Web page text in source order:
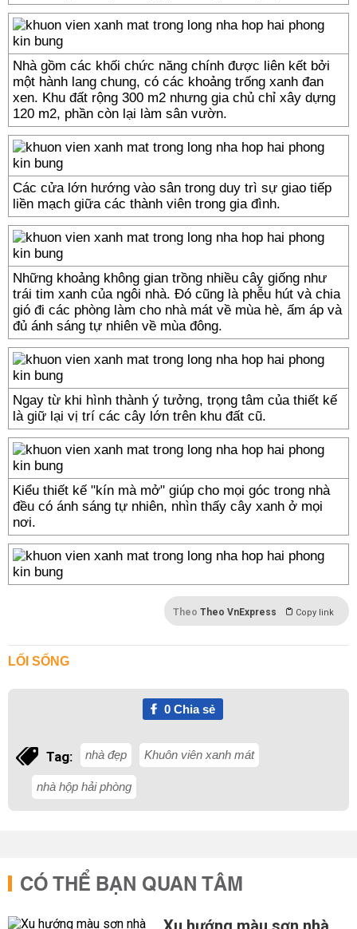
Nhà gồm các khối chức năng chính được liên kết bởi
một hành lang chung, có các khoảng trống xanh đan
xen. Khu đất rộng 300 m2 nhưng gia chủ chỉ xây dựng
120 m2, phần còn lại làm sân vườn.
Các cửa lớn hướng vào sân trong duy trì sự giao tiếp
liền mạch giữa các thành viên trong gia đình.
Những khoảng không gian trồng nhiều cây giống như
trái tim xanh của ngôi nhà. Đó cũng là phễu hút và chia
gió đi các phòng làm cho nhà mát về mùa hè, ấm áp và
đủ ánh sáng tự nhiên về mùa đông.
Ngay từ khi hình thành ý tưởng, trọng tâm của thiết kế
là giữ lại vị trí các cây lớn trên khu đất cũ.
Kiểu thiết kế "kín mà mở" giúp cho mọi góc trong nhà
đều có ánh sáng tự nhiên, nhìn thấy cây xanh ở mọi
nơi.
Theo Theo VnExpress Copy link
LỐI SỐNG
0Chia sẻ
Tag: nhà đẹp Khuôn viên xanh mát
nhà hộp hải phòng
CÓ THỂ BẠN QUAN TÂM